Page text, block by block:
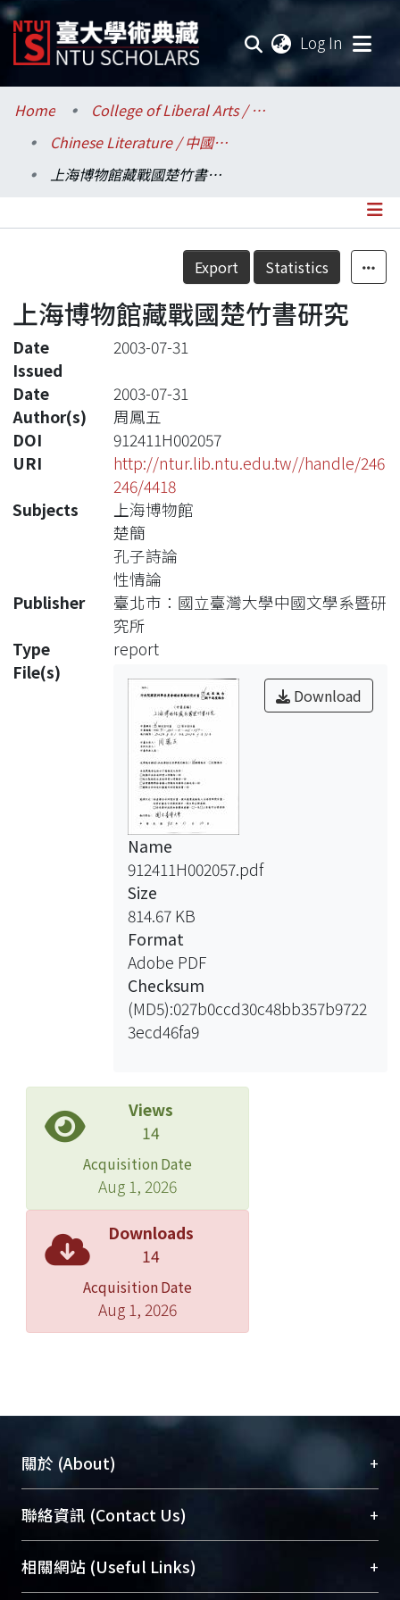
Log In
Communities & Collections
Research Outputs
Statistics
Home
College of Liberal Arts / 文學院
Chinese Literature / 中國文學系
上海博物館藏戰國楚竹書研究
Details
Export Statistics
上海博物館藏戰國楚竹書研究
Date
Issued
2003-07-31
Date
2003-07-31
Author(s)
周鳳五
DOI
912411H002057
URI
http://ntur.lib.ntu.edu.tw//handle/246
246/4418
Subjects
上海博物館
楚簡
孔子詩論
性情論
Publisher
臺北市：國立臺灣大學中國文學系暨研
究所
Type
report
File(s)
Download
Name
912411H002057.pdf
Size
814.67 KB
Format
Adobe PDF
Checksum
(MD5):027b0ccd30c48bb357b9722
3ecd46fa9
Views
14
Acquisition Date
Aug 1, 2026
Downloads
14
Acquisition Date
Aug 1, 2026
關於 (About) +
臺大位居世界頂尖大學之列，為永久珍藏及向國際
展現本校豐碩的研究成果及學術能量，圖書館整合
機構典藏（NTUR）與學術庫（AH）不同功能平
台，成為臺大學術典藏NTU scholars。期能整合研
聯絡資訊 (Contact Us) +
總館學科館員(Main Library)
醫學圖書館學科館員(Medical Library)
相關網站 (Useful Links) +